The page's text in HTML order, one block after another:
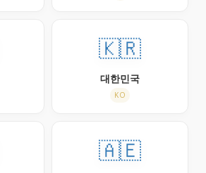
🇰🇷
대한민국
KO
🇦🇪